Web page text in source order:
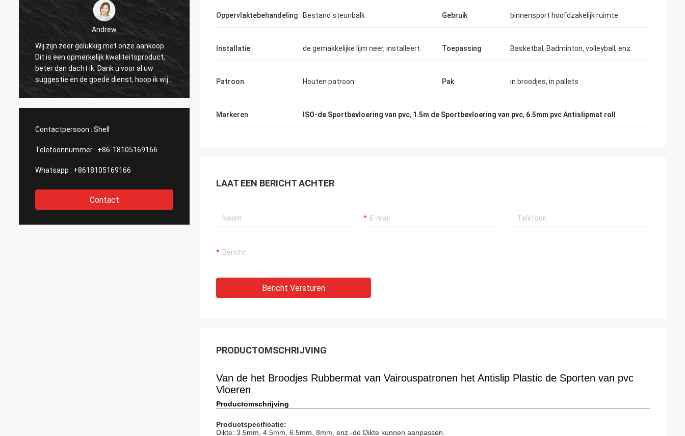
Andrew
Wij zijn zeer gelukkig met onze aankoop.
Dit is een opmerkelijk kwaliteitsproduct,
beter dan dacht ik. Dank u voor al uw
suggestie en de goede dienst, hoop ik wij
een andere kans aan samenwerking
Jackson
CN de Sporten is een betrouwbaar bedrijf,
op lange termijn en stabiele met CN
Contactpersoon : Shell
Telefoonnummer : +86-18105169166
Whatsapp : +8618105169166
Contact
Oppervlaktebehandeling Bestand steunbalk Gebruik binnensport hoofdzakelijk ruimte
Installatie de gemakkelijke lijm neer, installeert Toepassing Basketbal, Badminton, volleyball, enz.
Patroon Houten patroon Pak in broodjes, in pallets
Markeren ISO-de Sportbevloering van pvc, 1.5m de Sportbevloering van pvc, 6.5mm pvc Antislipmat roll
LAAT EEN BERICHT ACHTER
Bericht Versturen
PRODUCTOMSCHRIJVING
Van de het Broodjes Rubbermat van Vairouspatronen het Antislip Plastic de Sporten van pvc
Vloeren
Productomschrijving
Productspecificatie:
Dikte: 3.5mm, 4.5mm, 6.5mm, 8mm, enz.-de Dikte kunnen aanpassen.